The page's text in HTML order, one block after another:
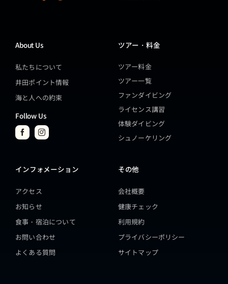
About Us
私たちについて
井田ポイント情報
海と人への約束
Follow Us
ツアー・料金
ツアー料金
ツアー一覧
ファンダイビング
ライセンス講習
体験ダイビング
シュノーケリング
インフォメーション
アクセス
お知らせ
食事・宿泊について
お問い合わせ
よくある質問
その他
会社概要
健康チェック
利用規約
プライバシーポリシー
サイトマップ